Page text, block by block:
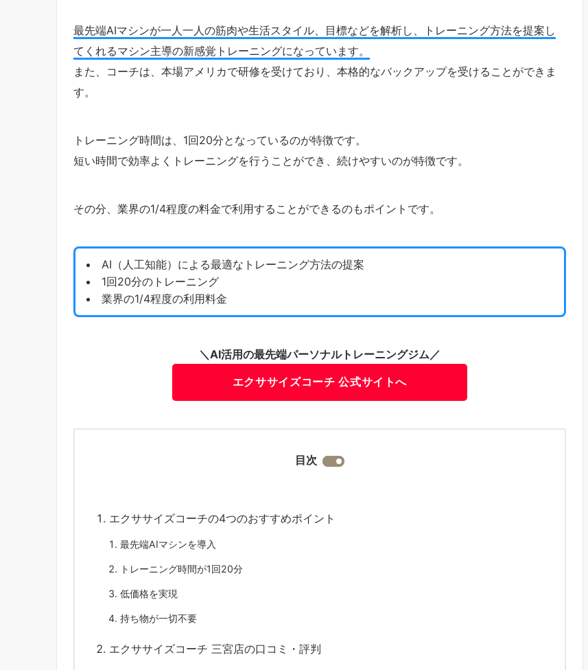
最先端AIマシンが一人一人の筋肉や生活スタイル、目標などを解析し、トレーニング方法を提案し
てくれるマシン主導の新感覚トレーニングになっています。
また、コーチは、本場アメリカで研修を受けており、本格的なバックアップを受けることができま
す。
トレーニング時間は、1回20分となっているのが特徴です。
短い時間で効率よくトレーニングを行うことができ、続けやすいのが特徴です。
その分、業界の1/4程度の料金で利用することができるのもポイントです。
AI（人工知能）による最適なトレーニング方法の提案
1回20分のトレーニング
業界の1/4程度の利用料金
＼AI活用の最先端パーソナルトレーニングジム／
エクササイズコーチ 公式サイトへ
目次
エクササイズコーチの4つのおすすめポイント
最先端AIマシンを導入
トレーニング時間が1回20分
低価格を実現
持ち物が一切不要
エクササイズコーチ 三宮店の口コミ・評判